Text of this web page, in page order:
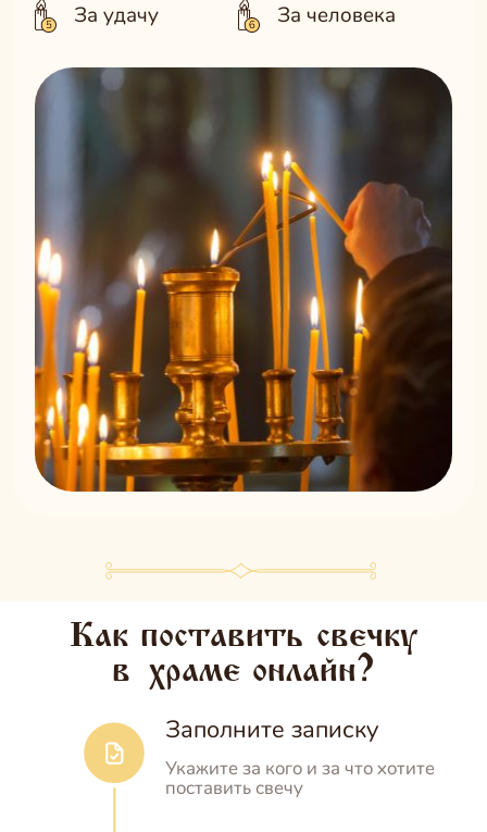
За удачу За человека
Как поставить свечку
в храме онлайн?
Заполните записку
Укажите за кого и за что хотите
поставить свечу